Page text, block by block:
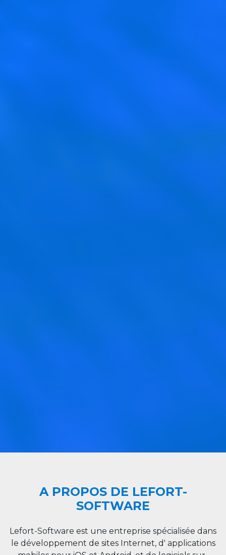
A PROPOS DE LEFORT-
SOFTWARE
Lefort-Software est une entreprise spécialisée dans
le développement de sites Internet, d' applications